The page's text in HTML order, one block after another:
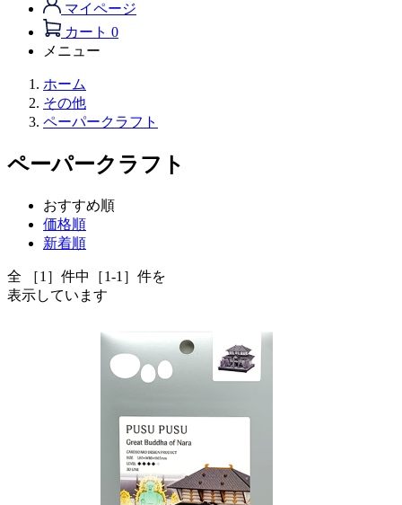
マイページ
カート 0
メニュー
ホーム
その他
ペーパークラフト
ペーパークラフト
おすすめ順
価格順
新着順
全 ［1］件中［1-1］件を
表示しています